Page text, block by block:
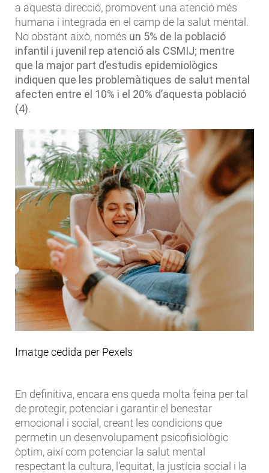
a aquesta direcció, promovent una atenció més
humana i integrada en el camp de la salut mental.
No obstant això, només un 5% de la població
infantil i juvenil rep atenció als CSMIJ; mentre
que la major part d’estudis epidemiològics
indiquen que les problemàtiques de salut mental
afecten entre el 10% i el 20% d’aquesta població
(4).
Imatge cedida per Pexels
En definitiva, encara ens queda molta feina per tal
de protegir, potenciar i garantir el benestar
emocional i social, creant les condicions que
permetin un desenvolupament psicofisiològic
òptim, així com potenciar la salut mental
respectant la cultura, l'equitat, la justícia social i la